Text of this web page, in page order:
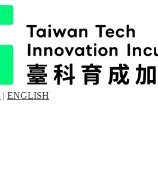
| ENGLISH